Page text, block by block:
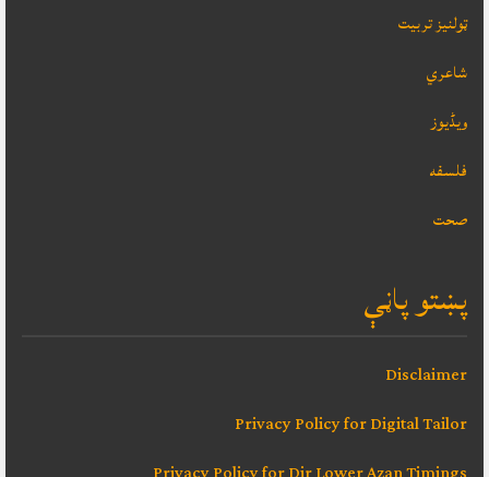
ټولنيز تربيت
شاعري
ویڈیوز
فلسفه
صحت
پښتو پاڼې
Disclaimer
Privacy Policy for Digital Tailor